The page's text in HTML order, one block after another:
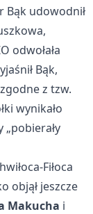
Bąk udowodnił
odwołała
Bąk,
z tzw.
wynikało
Fiłoca
objął jeszcze
Makucha i